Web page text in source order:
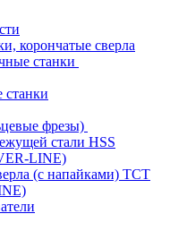
корончатые сверла
станки
фрезы)
стали HSS
LINE)
(с напайками) ТСТ